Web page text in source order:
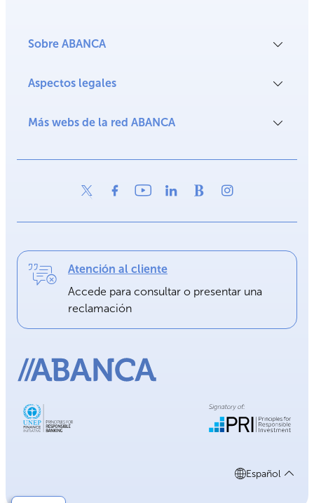
Sobre ABANCA
Aspectos legales
Más webs de la red ABANCA
Atención al cliente
Accede para consultar o presentar una
reclamación
Español